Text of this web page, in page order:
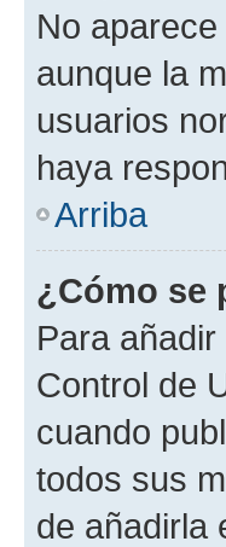
No
aunque la
usuarios
haya
Arriba
¿Cómo se
Para
Control de
cuando
todos sus
de añadirla